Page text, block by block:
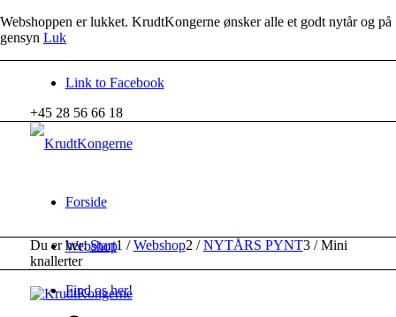
Webshoppen er lukket. KrudtKongerne ønsker alle et godt nytår og på
gensyn Luk
Link to Facebook
+45 28 56 66 18
Forside
Webshop
Find os her!
Du er her: Start1 / Webshop2 / NYTÅRS PYNT3 / Mini
knallerter